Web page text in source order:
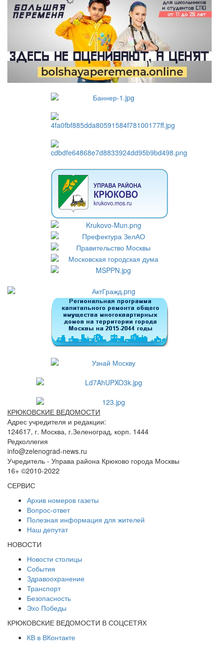
КРЮКОВСКИЕ ВЕДОМОСТИ
Адрес учредителя и редакции:
124617, г. Москва, г.Зеленоград, корп. 1444
Редколлегия
info@zelenograd-news.ru
Учредитель - Управа района Крюково города Москвы
16+ ©2010-2022
СЕРВИС
Архив номеров газеты
Вопрос-ответ
Полезная информация для жителей
Наш депутат
НОВОСТИ
Новости столицы
События
Здравоохранение
Транспорт
Безопасность
Эхо Победы
КРЮКОВСКИЕ ВЕДОМОСТИ В СОЦСЕТЯХ
КВ в ВКонтакте